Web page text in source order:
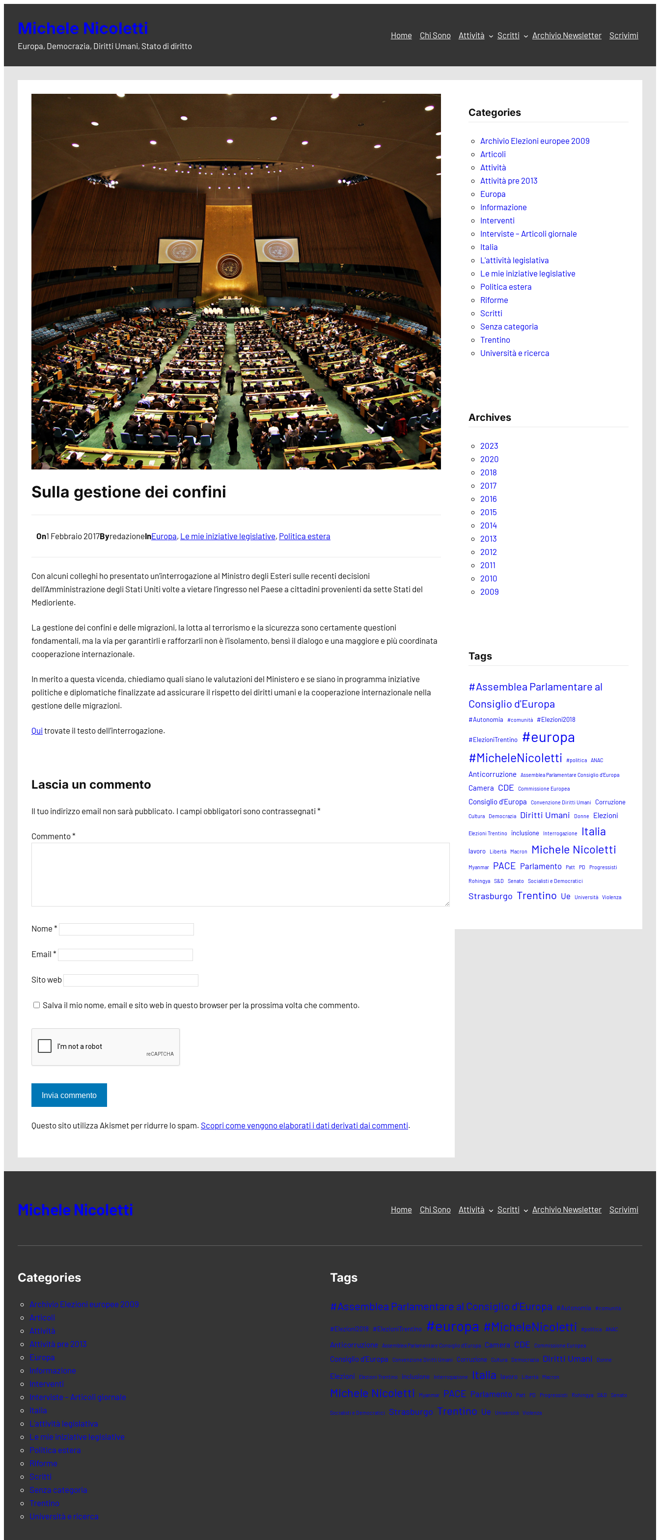
contenuto
Michele Nicoletti
Europa, Democrazia, Diritti Umani, Stato di diritto
Home Chi Sono Attività Scritti Archivio Newsletter Scrivimi
Sulla gestione dei confini
On1 Febbraio 2017ByredazioneInEuropa, Le mie iniziative legislative, Politica estera
Con alcuni colleghi ho presentato un’interrogazione al Ministro degli Esteri sulle recenti decisioni
dell’Amministrazione degli Stati Uniti volte a vietare l’ingresso nel Paese a cittadini provenienti da sette Stati del
Medioriente.
La gestione dei confini e delle migrazioni, la lotta al terrorismo e la sicurezza sono certamente questioni
fondamentali, ma la via per garantirli e rafforzarli non è l’isolamento, bensì il dialogo e una maggiore e più coordinata
cooperazione internazionale.
In merito a questa vicenda, chiediamo quali siano le valutazioni del Ministero e se siano in programma iniziative
politiche e diplomatiche finalizzate ad assicurare il rispetto dei diritti umani e la cooperazione internazionale nella
gestione delle migrazioni.
Qui trovate il testo dell’interrogazione.
Lascia un commento
Il tuo indirizzo email non sarà pubblicato. I campi obbligatori sono contrassegnati *
Commento*
Nome *
Email *
Sito web
Salva il mio nome, email e sito web in questo browser per la prossima volta che commento.
Questo sito utilizza Akismet per ridurre lo spam. Scopri come vengono elaborati i dati derivati dai commenti.
Categories
Archivio Elezioni europee 2009
Articoli
Attività
Attività pre 2013
Europa
Informazione
Interventi
Interviste – Articoli giornale
Italia
L'attività legislativa
Le mie iniziative legislative
Politica estera
Riforme
Scritti
Senza categoria
Trentino
Università e ricerca
Archives
2023
2020
2018
2017
2016
2015
2014
2013
2012
2011
2010
2009
Tags
#Assemblea Parlamentare al
Consiglio d'Europa
#Autonomia #comunità #Elezioni2018
#ElezioniTrentino #europa
#MicheleNicoletti #politica ANAC
Anticorruzione Assemblea Parlamentare Consiglio d'Europa
Camera CDE Commissione Europea
Consiglio d'Europa Convenzione Diritti Umani Corruzione
Cultura Democrazia Diritti Umani Donne Elezioni
Elezioni Trentino inclusione Interrogazione Italia
lavoro Libertà Macron Michele Nicoletti
Myanmar PACE Parlamento Patt PD Progressisti
Rohingya S&D Senato Socialisti e Democratici
Strasburgo Trentino Ue Università Violenza
Michele Nicoletti Home Chi Sono Attività Scritti Archivio Newsletter Scrivimi
Categories
Archivio Elezioni europee 2009
Articoli
Attività
Attività pre 2013
Europa
Informazione
Interventi
Interviste – Articoli giornale
Italia
L'attività legislativa
Le mie iniziative legislative
Politica estera
Riforme
Scritti
Senza categoria
Trentino
Università e ricerca
Tags
#Assemblea Parlamentare al Consiglio d'Europa #Autonomia #comunità
#Elezioni2018 #ElezioniTrentino #europa #MicheleNicoletti #politica ANAC
Anticorruzione Assemblea Parlamentare Consiglio d'Europa Camera CDE Commissione Europea
Consiglio d'Europa Convenzione Diritti Umani Corruzione Cultura Democrazia Diritti Umani Donne
Elezioni Elezioni Trentino inclusione Interrogazione Italia lavoro Libertà Macron
Michele Nicoletti Myanmar PACE Parlamento Patt PD Progressisti Rohingya S&D Senato
Socialisti e Democratici Strasburgo Trentino Ue Università Violenza